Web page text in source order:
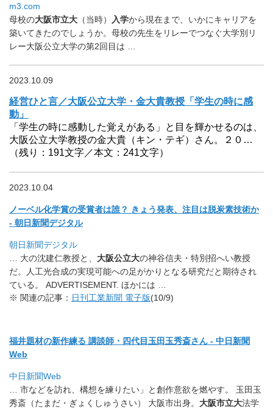
m3.com
母校の大阪市立大 （当時） 入学から現在まで、 いかにキャリアを
築いてきたのでしょうか。 母校の先生をリレーでつなぐ大学別リ
レー大阪公立大学の第2回目は …
2023.10.09
経営ひと言／大阪公立大学・金大貴教授「学生の時に感
動」
「学生の時に感動した覚えがある」と目を輝かせるのは、
大阪公立大学教授の金大貴（キン・テギ）さん。２０…
（残り：191文字／本文：241文字）
2023.10.04
ノーベル化学賞の受賞者は誰？ きょう発表、注目は脱炭素技術か
- 朝日新聞デジタル
朝日新聞デジタル
… 大の沈建仁教授と、 大阪公立大の神谷信夫・特別招へい教授
だ。
人工光合成の実現可能への足がかりとなる研究だと期待され
ている 。 ADVERTISEMENT. ほかには …
※ 関連の記事： 日刊工業新聞 電子版(10/9)
福井題材の新作練る 講談師・四代目玉田玉秀斎さん - 中日新聞
Web
中日新聞Web
… 市などを訪れ、構想を練りたい」と創作意欲を燃やす。 玉田玉
秀斎（たまだ・ぎょくしゅうさい） 大阪市出身。 大阪市立大法学